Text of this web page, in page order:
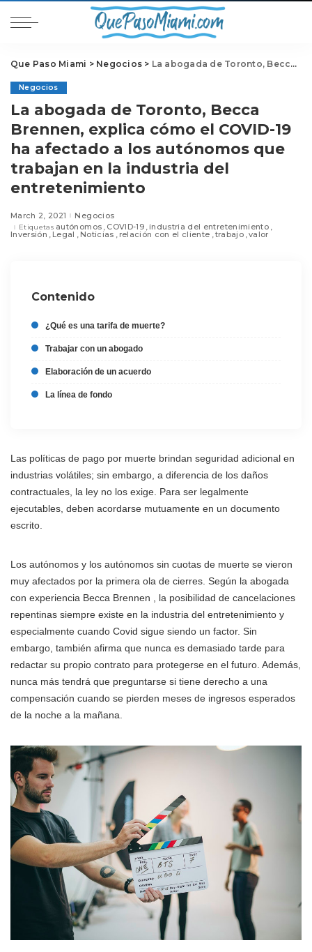
Que Paso Miami > Negocios > La abogada de Toronto, Becca Brennen, explica cómo el COVID-19 ha afectado a los autónomos que trabajan en la industria del entretenimiento
Negocios
La abogada de Toronto, Becca
Brennen, explica cómo el COVID-19
ha afectado a los autónomos que
trabajan en la industria del
entretenimiento
March 2, 2021 Negocios
Etiquetas autónomos COVID-19 industria del entretenimiento
Inversión Legal Noticias relación con el cliente trabajo valor
Contenido
¿Qué es una tarifa de muerte?
Trabajar con un abogado
Elaboración de un acuerdo
La línea de fondo
Las políticas de pago por muerte brindan seguridad adicional en
industrias volátiles; sin embargo, a diferencia de los daños
contractuales, la ley no los exige. Para ser legalmente
ejecutables, deben acordarse mutuamente en un documento
escrito.
Los autónomos y los autónomos sin cuotas de muerte se vieron
muy afectados por la primera ola de cierres. Según la abogada
con experiencia Becca Brennen , la posibilidad de cancelaciones
repentinas siempre existe en la industria del entretenimiento y
especialmente cuando Covid sigue siendo un factor. Sin
embargo, también afirma que nunca es demasiado tarde para
redactar su propio contrato para protegerse en el futuro. Además,
nunca más tendrá que preguntarse si tiene derecho a una
compensación cuando se pierden meses de ingresos esperados
de la noche a la mañana.